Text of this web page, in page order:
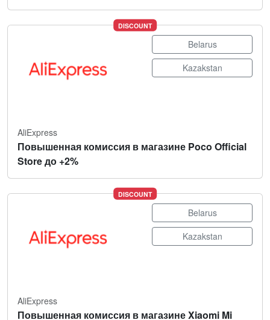
DISCOUNT
Belarus
Kazakstan
AliExpress
Повышенная комиссия в магазине Poco Official
Store до +2%
DISCOUNT
Belarus
Kazakstan
AliExpress
Повышенная комиссия в магазине Xiaomi Mi